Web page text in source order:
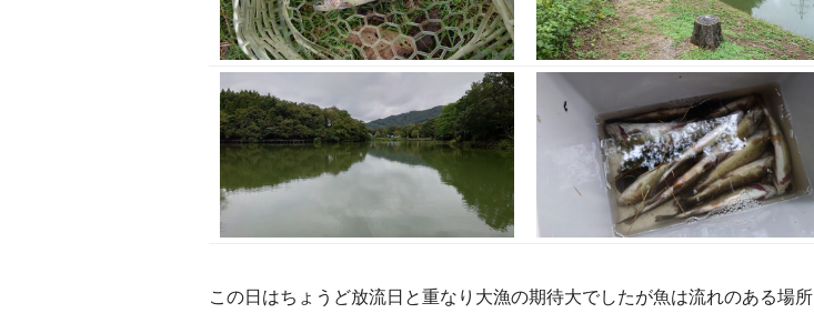
この日はちょうど放流日と重なり大漁の期待大でしたが魚は流れのある場所